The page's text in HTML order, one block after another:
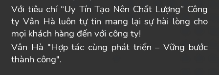
Với tiêu chí “Uy Tín Tạo Nên Chất Lượng” Công
ty Vân Hà luôn tự tin mang lại sự hài lòng cho
mọi khách hàng đến với công ty!
Vân Hà "Hợp tác cùng phát triển – Vững bước
thành công".